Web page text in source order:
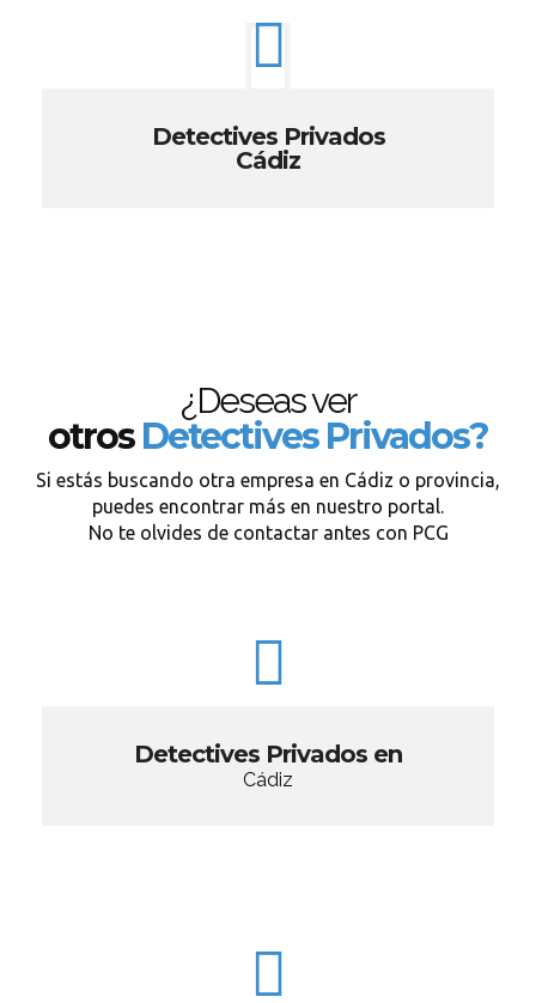
Detectives Privados
Cádiz
¿Deseas ver
otrosDetectives Privados?
Si estás buscando otra empresa en Cádiz o provincia,
puedes encontrar más en nuestro portal.
No te olvides de contactar antes con PCG
Detectives Privados en
Cádiz